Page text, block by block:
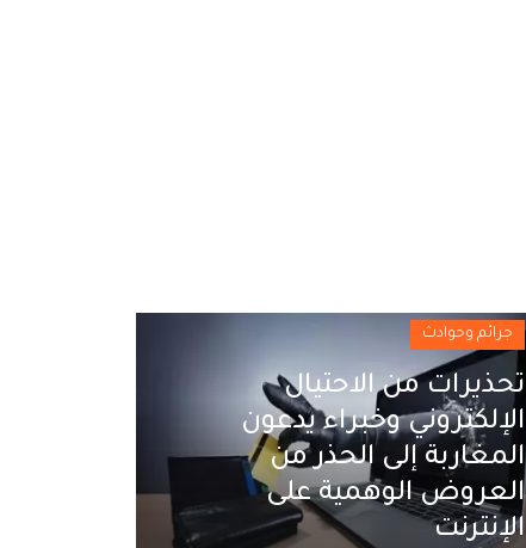
جرائم وحوادث
تحذيرات من الاحتيال
الإلكتروني وخبراء يدعون
المغاربة إلى الحذر من
العروض الوهمية على
الإنترنت